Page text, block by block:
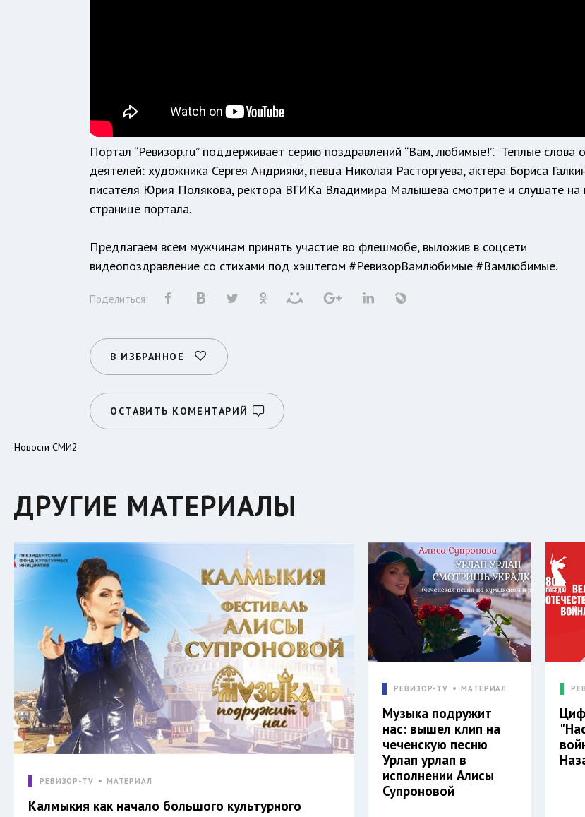
Портал “Ревизор.ru” поддерживает серию поздравлений “Вам, любимые!”. Теплые слова
деятелей: художника Сергея Андрияки, певца Николая Расторгуева, актера Бориса
писателя Юрия Полякова, ректора ВГИКа Владимира Малышева смотрите и слушате на
странице портала.
Предлагаем всем мужчинам принять участие во флешмобе, выложив в соцсети
видеопоздравление со стихами под хэштегом #РевизорВамлюбимые #Вамлюбимые.
Поделиться:
В ИЗБРАННОЕ
ОСТАВИТЬ КОМЕНТАРИЙ
Новости СМИ2
ДРУГИЕ МАТЕРИАЛЫ
РЕВИЗОР-TV МАТЕРИАЛ
Калмыкия как начало большого культурного
РЕВИЗОР-TV МАТЕРИАЛ
Музыка подружит
нас: вышел клип на
чеченскую песню
Урлап урлап в
исполнении Алисы
Супроновой